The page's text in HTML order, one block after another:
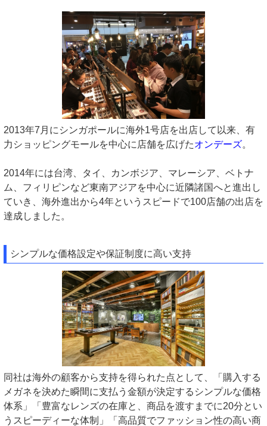
2013年7月にシンガポールに海外1号店を出店して以来、有
力ショッピングモールを中心に店舗を広げたオンデーズ。
2014年には台湾、タイ、カンボジア、マレーシア、ベトナ
ム、フィリピンなど東南アジアを中心に近隣諸国へと進出し
ていき、海外進出から4年というスピードで100店舗の出店を
達成しました。
シンプルな価格設定や保証制度に高い支持
同社は海外の顧客から支持を得られた点として、「購入する
メガネを決めた瞬間に支払う金額が決定するシンプルな価格
体系」「豊富なレンズの在庫と、商品を渡すまでに20分とい
うスピーディーな体制」「高品質でファッション性の高い商